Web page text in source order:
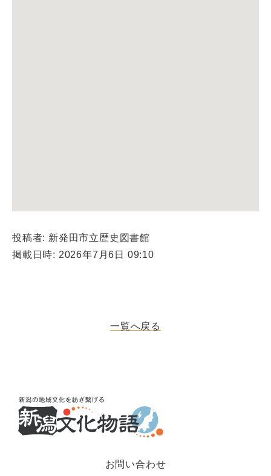
投稿者: 新発田市立歴史図書館
掲載日時: 2026年7月6日 09:10
一覧へ戻る
お問い合わせ